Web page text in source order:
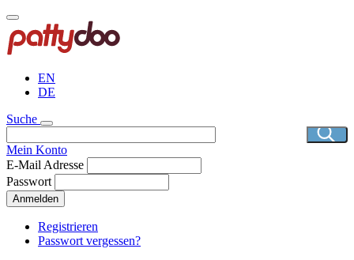
Direkt
zum
Inhalt
EN
DE
Suche
Mein Konto
E-Mail Adresse
Passwort
Anmelden
Registrieren
Passwort vergessen?